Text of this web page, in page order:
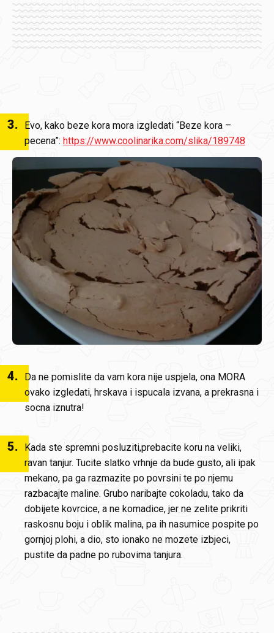
3.
Evo, kako beze kora mora izgledati “Beze kora –
pecena”: https://www.coolinarika.com/slika/189748
4.
Da ne pomislite da vam kora nije uspjela, ona MORA
ovako izgledati, hrskava i ispucala izvana, a prekrasna i
socna iznutra!
5.
Kada ste spremni posluziti,prebacite koru na veliki,
ravan tanjur. Tucite slatko vrhnje da bude gusto, ali ipak
mekano, pa ga razmazite po povrsini te po njemu
razbacajte maline. Grubo naribajte cokoladu, tako da
dobijete kovrcice, a ne komadice, jer ne zelite prikriti
raskosnu boju i oblik malina, pa ih nasumice pospite po
gornjoj plohi, a dio, sto ionako ne mozete izbjeci,
pustite da padne po rubovima tanjura.